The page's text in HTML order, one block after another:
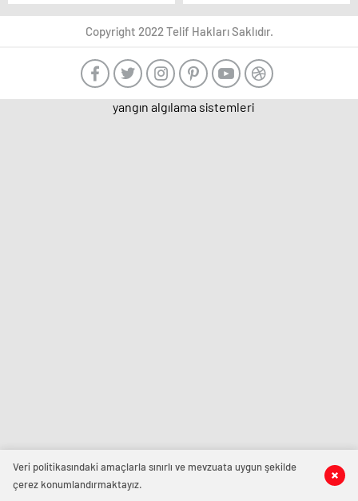
olduğunu biliyor
musunuz? Duyunca
şaşırtan gerçek!
Yeşilçam’ın efsane
bakın nereliymiş…
Copyright 2022 Telif Hakları Saklıdır.
Veri politikasındaki amaçlarla sınırlı ve mevzuata uygun şekilde
çerez konumlandırmaktayız.
yangın algılama sistemleri